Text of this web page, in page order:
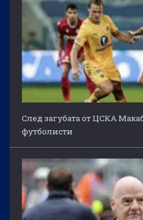
След загубата от ЦСКА
футболисти